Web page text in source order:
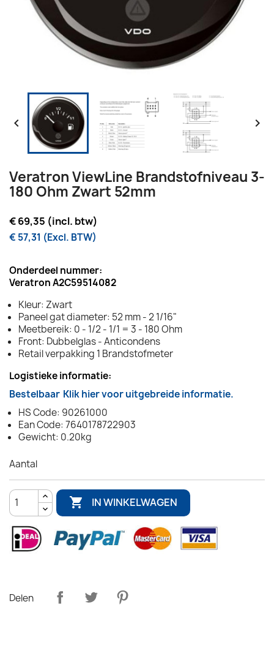
 
Veratron ViewLine Brandstofniveau 3-
180 Ohm Zwart 52mm
€ 69,35 (incl. btw)
€ 57,31 (Excl. BTW)
Onderdeel nummer:
Veratron A2C59514082
Kleur: Zwart
Paneel gat diameter: 52 mm - 2 1/16"
Meetbereik: 0 - 1/2 - 1/1 = 3 - 180 Ohm
Front: Dubbelglas - Anticondens
Retail verpakking 1 Brandstofmeter
Logistieke informatie:
Bestelbaar Klik hier voor uitgebreide informatie.
HS Code: 90261000
Ean Code: 7640178722903
Gewicht: 0.20kg
Aantal
 IN WINKELWAGEN
Delen